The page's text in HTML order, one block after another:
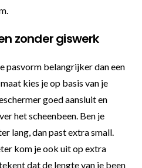
zonder giswerk
pasvorm belangrijker dan een
kies je op basis van je
goed aansluit en
het scheenbeen. Ben je
lang, dan past extra small.
kom je ook uit op extra
dat de lengte van je been